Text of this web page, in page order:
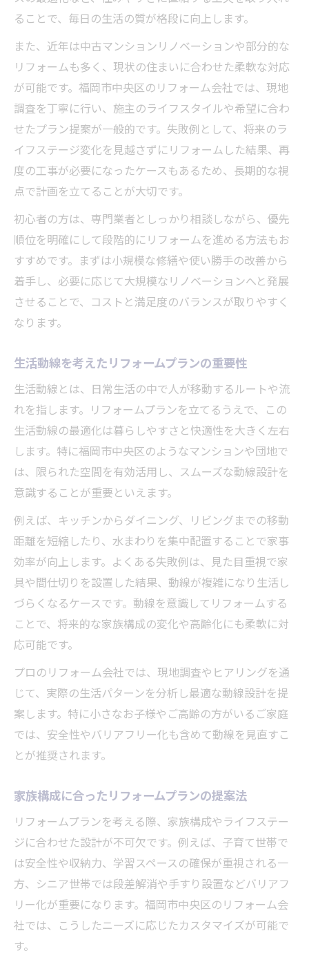
ることで、毎日の生活の質が格段に向上します。
また、近年は中古マンションリノベーションや部分的な
リフォームも多く、現状の住まいに合わせた柔軟な対応
が可能です。福岡市中央区のリフォーム会社では、現地
調査を丁寧に行い、施主のライフスタイルや希望に合わ
せたプラン提案が一般的です。失敗例として、将来のラ
イフステージ変化を見越さずにリフォームした結果、再
度の工事が必要になったケースもあるため、長期的な視
点で計画を立てることが大切です。
初心者の方は、専門業者としっかり相談しながら、優先
順位を明確にして段階的にリフォームを進める方法もお
すすめです。まずは小規模な修繕や使い勝手の改善から
着手し、必要に応じて大規模なリノベーションへと発展
させることで、コストと満足度のバランスが取りやすく
なります。
生活動線を考えたリフォームプランの重要性
生活動線とは、日常生活の中で人が移動するルートや流
れを指します。リフォームプランを立てるうえで、この
生活動線の最適化は暮らしやすさと快適性を大きく左右
します。特に福岡市中央区のようなマンションや団地で
は、限られた空間を有効活用し、スムーズな動線設計を
意識することが重要といえます。
例えば、キッチンからダイニング、リビングまでの移動
距離を短縮したり、水まわりを集中配置することで家事
効率が向上します。よくある失敗例は、見た目重視で家
具や間仕切りを設置した結果、動線が複雑になり生活し
づらくなるケースです。動線を意識してリフォームする
ことで、将来的な家族構成の変化や高齢化にも柔軟に対
応可能です。
プロのリフォーム会社では、現地調査やヒアリングを通
じて、実際の生活パターンを分析し最適な動線設計を提
案します。特に小さなお子様やご高齢の方がいるご家庭
では、安全性やバリアフリー化も含めて動線を見直すこ
とが推奨されます。
家族構成に合ったリフォームプランの提案法
リフォームプランを考える際、家族構成やライフステー
ジに合わせた設計が不可欠です。例えば、子育て世帯で
は安全性や収納力、学習スペースの確保が重視される一
方、シニア世帯では段差解消や手すり設置などバリアフ
リー化が重要になります。福岡市中央区のリフォーム会
社では、こうしたニーズに応じたカスタマイズが可能で
す。